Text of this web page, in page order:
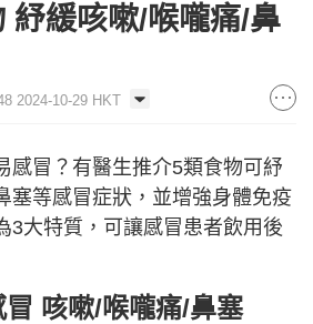
紓緩咳嗽/喉嚨痛/鼻
2024-10-29 HKT
感冒？有醫生推介5類食物可紓
塞等感冒症狀，並增強身體免疫
3大特質，可讓感冒患者飲用後
咳嗽/喉嚨痛/鼻塞